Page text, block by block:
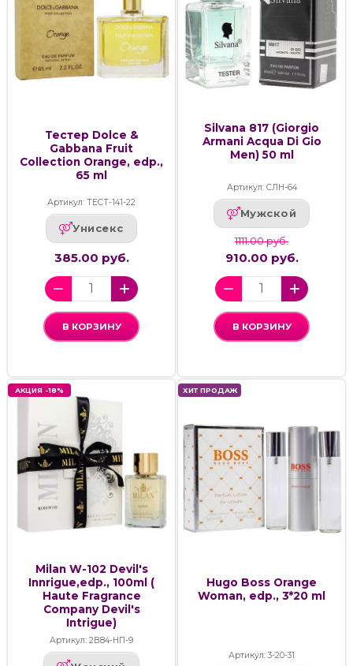
Тестер Dolce &
Gabbana Fruit
Collection Orange, edp.,
65 ml
Артикул: ТЕСТ-141-22
Унисекс
385.00 руб.
В КОРЗИНУ
Silvana 817 (Giorgio
Armani Acqua Di Gio
Men) 50 ml
Артикул: СЛН-64
Мужской
1111.00 руб.
910.00 руб.
В КОРЗИНУ
АКЦИЯ -18%
Milan W-102 Devil's
Innrigue,edp., 100ml (
Haute Fragrance
Company Devil's
Intrigue)
Артикул: 2В84-НП-9
ХИТ ПРОДАЖ
Hugo Boss Orange
Woman, edp., 3*20 ml
Артикул: 3-20-31